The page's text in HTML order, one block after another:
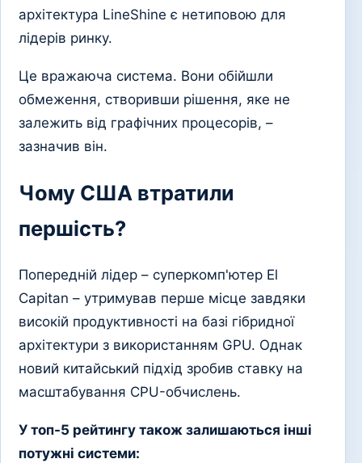
архітектура LineShine є нетиповою для
лідерів ринку.
Це вражаюча система. Вони обійшли
обмеження, створивши рішення, яке не
залежить від графічних процесорів, –
зазначив він.
Чому США втратили
першість?
Попередній лідер – суперкомп'ютер El
Capitan – утримував перше місце завдяки
високій продуктивності на базі гібридної
архітектури з використанням GPU. Однак
новий китайський підхід зробив ставку на
масштабування CPU-обчислень.
У топ-5 рейтингу також залишаються інші
потужні системи: